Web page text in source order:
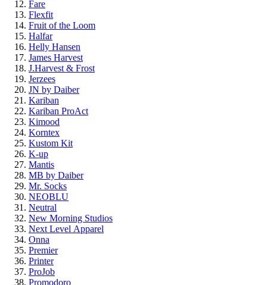
Fare
Flexfit
Fruit of the Loom
Halfar
Helly Hansen
James Harvest
J.Harvest & Frost
Jerzees
JN by Daiber
Kariban
Kariban ProAct
Kimood
Korntex
Kustom Kit
K-up
Mantis
MB by Daiber
Mr. Socks
NEOBLU
Neutral
New Morning Studios
Next Level Apparel
Onna
Premier
Printer
ProJob
Promodoro